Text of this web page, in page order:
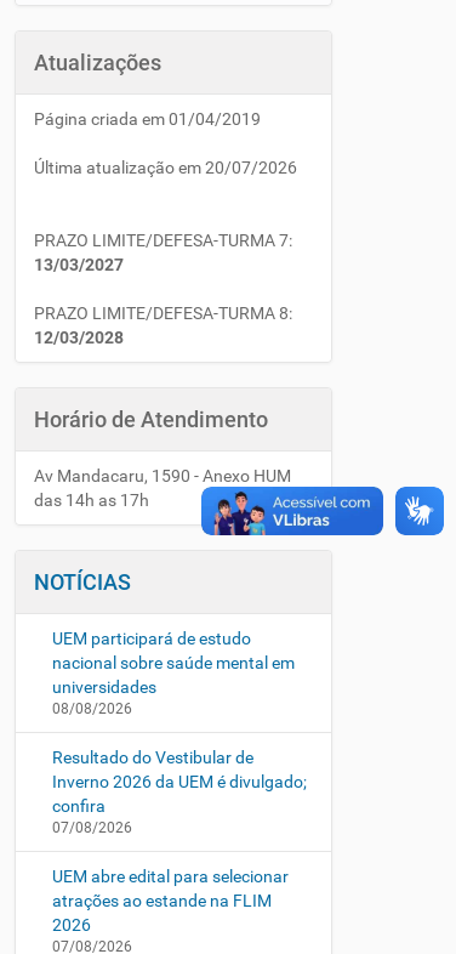
Atualizações
Página criada em 01/04/2019
Última atualização em 20/07/2026
PRAZO LIMITE/DEFESA-TURMA 7:
13/03/2027
PRAZO LIMITE/DEFESA-TURMA 8:
12/03/2028
Horário de Atendimento
Av Mandacaru, 1590 - Anexo HUM
das 14h as 17h
NOTÍCIAS
UEM participará de estudo
nacional sobre saúde mental em
universidades
08/08/2026
Resultado do Vestibular de
Inverno 2026 da UEM é divulgado;
confira
07/08/2026
UEM abre edital para selecionar
atrações ao estande na FLIM
2026
07/08/2026